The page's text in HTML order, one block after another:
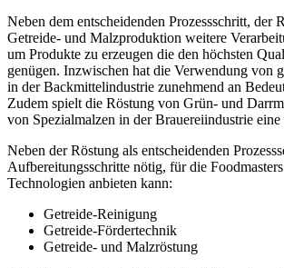
Neben dem entscheidenden Prozessschritt, der
Getreide- und Malzproduktion weitere
um Produkte zu erzeugen die den höchsten
genügen. Inzwischen hat die Verwendung von
in der Backmittelindustrie zunehmend an
Zudem spielt die Röstung von Grün- und
von Spezialmalzen in der Brauereiindustrie
Neben der Röstung als entscheidenden
Aufbereitungsschritte nötig, für die
Technologien anbieten kann:
Getreide-Reinigung
Getreide-Fördertechnik
Getreide- und Malzröstung